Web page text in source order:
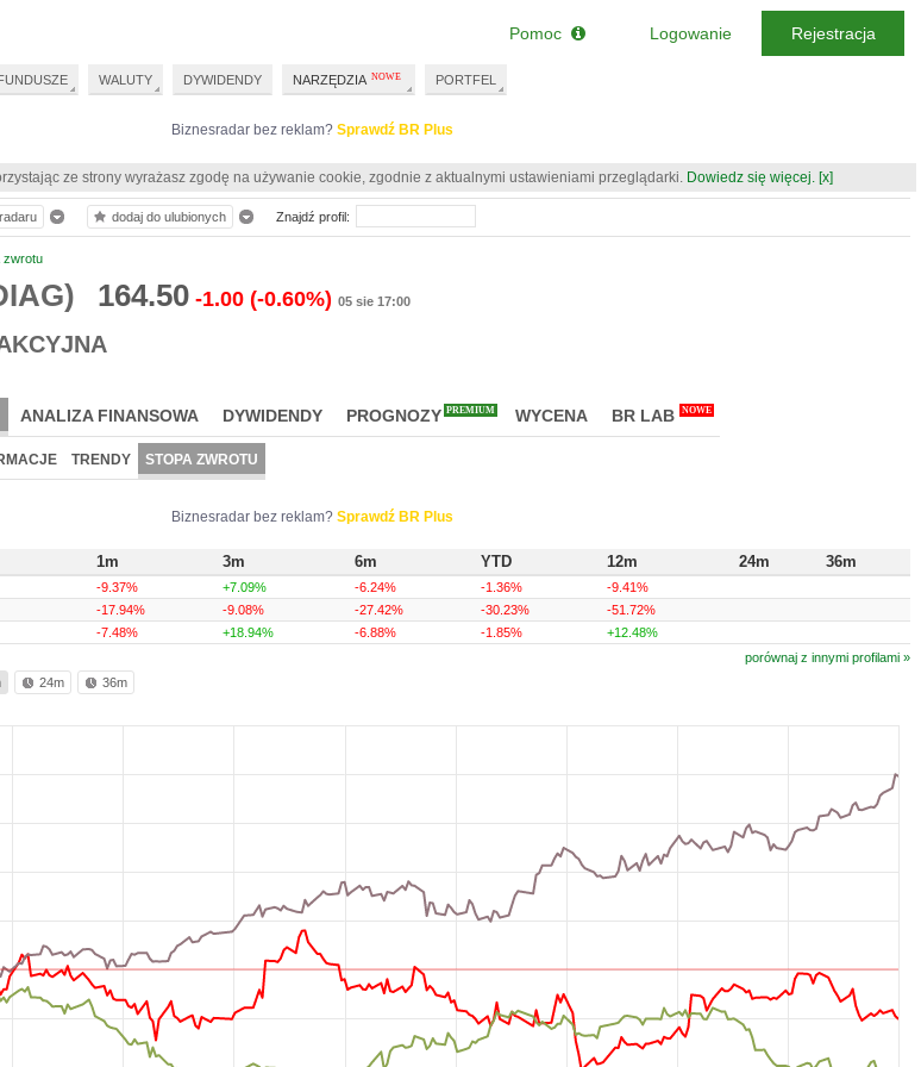
Biznesradar bez reklam? Sprawdź BR Plus
ze strony wyrażasz zgodę na używanie cookie, zgodnie z aktualnymi ustawieniami przeglądarki. Dowiedz się więcej. [x]
zwrotu
164.50 -1.00 (-0.60%) 05 sie 17:00
ANALIZA FINANSOWA DYWIDENDY PROGNOZY PREMIUM WYCENA BR LAB NOWE
TRENDY STOPA ZWROTU
Biznesradar bez reklam? Sprawdź BR Plus
1m 3m 6m YTD 12m 24m 36m
-9.37% +7.09% -6.24% -1.36%
-9.41%
-17.94% -9.08% -27.42% -30.23%
-51.72%
-7.48% +18.94% -6.88% -1.85%
+12.48%
porównaj z innymi profilami »
24m 36m
dodaj do ulubionych Znajdź profil:
WALUTY DYWIDENDY NARZĘDZIA PORTFEL
Pomoc Logowanie Rejestracja